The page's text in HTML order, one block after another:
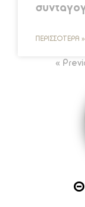
ΠΕΡΙΣΣΌΤΕΡΑ »
«